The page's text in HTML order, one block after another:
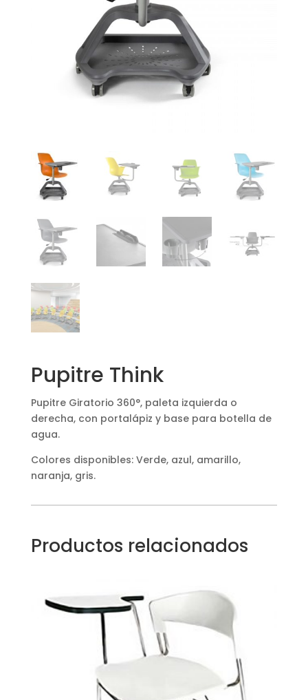
Pupitre Think
Pupitre Giratorio 360°, paleta izquierda o
derecha, con portalápiz y base para botella de
agua.
Colores disponibles: Verde, azul, amarillo,
naranja, gris.
Productos relacionados